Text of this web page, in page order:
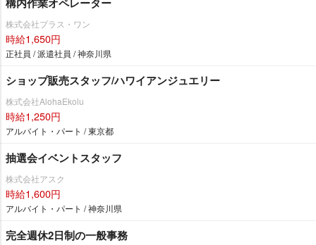
株式会社プラス・ワン
時給1,650円
正社員 / 派遣社員 / 神奈川県
ショップ販売スタッフ/ハワイアンジュエリー
株式会社AlohaEkolu
時給1,250円
アルバイト・パート / 東京都
抽選会イベントスタッフ
株式会社アスク
時給1,600円
アルバイト・パート / 神奈川県
完全週休2日制の一般事務